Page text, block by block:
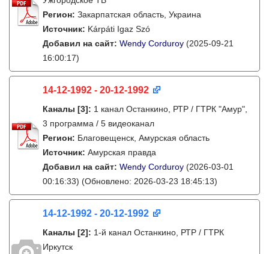
Регион: Закарпатская область, Украина
Источник: Kárpáti Igaz Szó
Добавил на сайт: Wendy Corduroy (2025-09-21
16:00:17)
14-12-1992 - 20-12-1992
Каналы [3]: 1 канал Останкино, РТР / ГТРК "Амур",
3 программа / 5 видеоканал
Регион: Благовещенск, Амурская область
Источник: Амурская правда
Добавил на сайт: Wendy Corduroy (2026-03-01
00:16:33) (Обновлено: 2026-03-23 18:45:13)
14-12-1992 - 20-12-1992
Каналы [2]: 1-й канал Останкино, РТР / ГТРК
Иркутск